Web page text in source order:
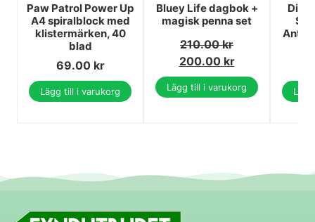
Paw Patrol Power Up
A4 spiralblock med
klistermärken, 40
blad
69.00 kr
Lägg till i varukorg
Bluey Life dagbok +
magisk penna set
210.00kr
200.00 kr
Lägg till i varukorg
Sis